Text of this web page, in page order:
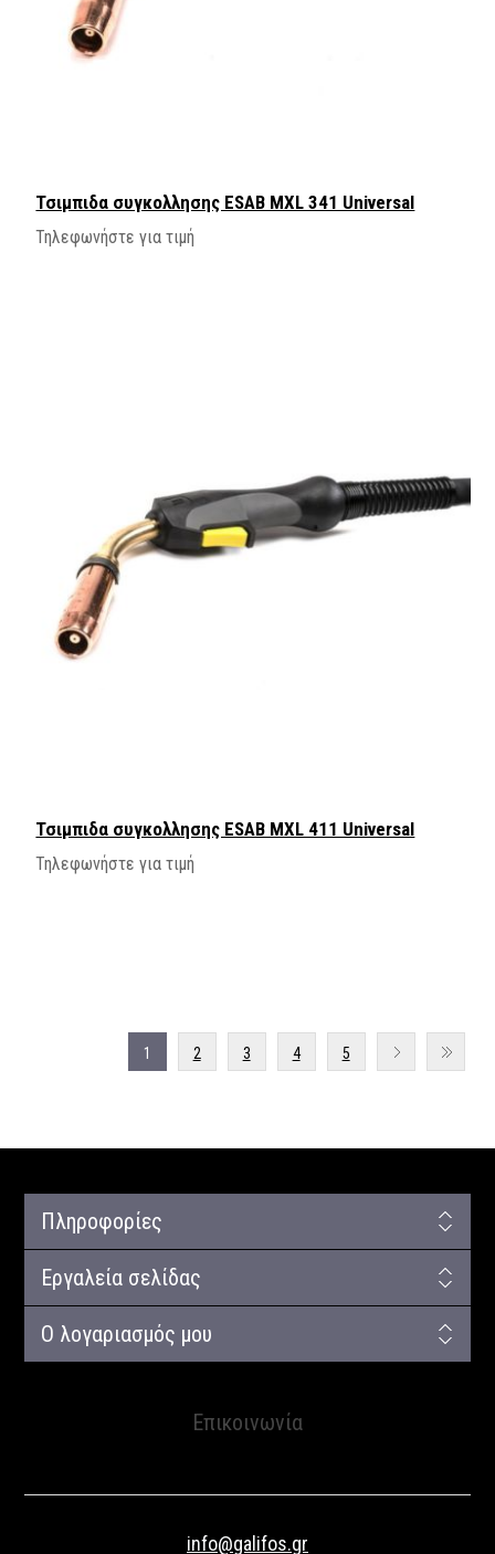
Τσιμπιδα συγκολλησης ΕSAB MXL 341 Universal
Τηλεφωνήστε για τιμή
Τσιμπιδα συγκολλησης ΕSAB MXL 411 Universal
Τηλεφωνήστε για τιμή
1 2 3 4 5
Πληροφορίες
Εργαλεία σελίδας
Ο λογαριασμός μου
Επικοινωνία
info@galifos.gr